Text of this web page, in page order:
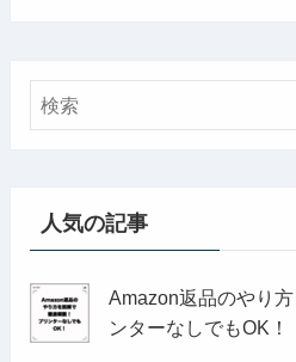
人気の記事
Amazon返品のやり
ンターなしでもOK！